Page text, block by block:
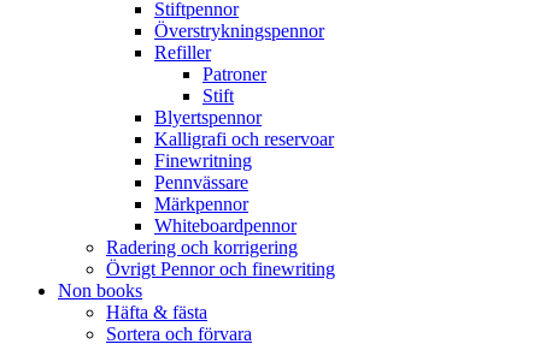
Stiftpennor
Överstrykningspennor
Refiller
Patroner
Stift
Blyertspennor
Kalligrafi och reservoar
Finewritning
Pennvässare
Märkpennor
Whiteboardpennor
Radering och korrigering
Övrigt Pennor och finewriting
Non books
Häfta & fästa
Sortera och förvara